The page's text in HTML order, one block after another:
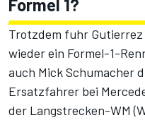
Formel 1?
Trotzdem fuhr Gutierrez
wieder ein Formel-1-
auch Mick Schumacher
Ersatzfahrer bei
der Langstrecken-WM